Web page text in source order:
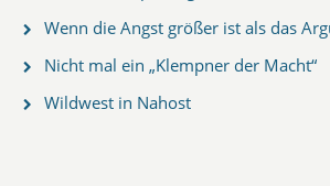
Wenn die Angst größer ist als das
Nicht mal ein „Klempner der Macht“
Wildwest in Nahost